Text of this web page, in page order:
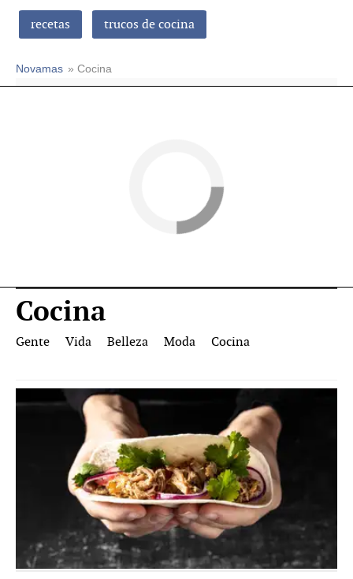
recetas trucos de cocina
Novamas » Cocina
Cocina
Gente Vida Belleza Moda Cocina